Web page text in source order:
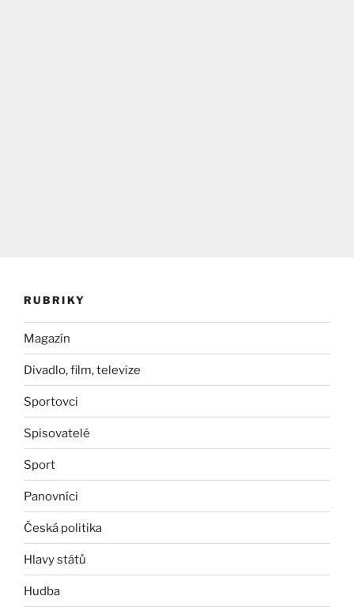
RUBRIKY
Magazín
Divadlo, film, televize
Sportovci
Spisovatelé
Sport
Panovníci
Česká politika
Hlavy států
Hudba